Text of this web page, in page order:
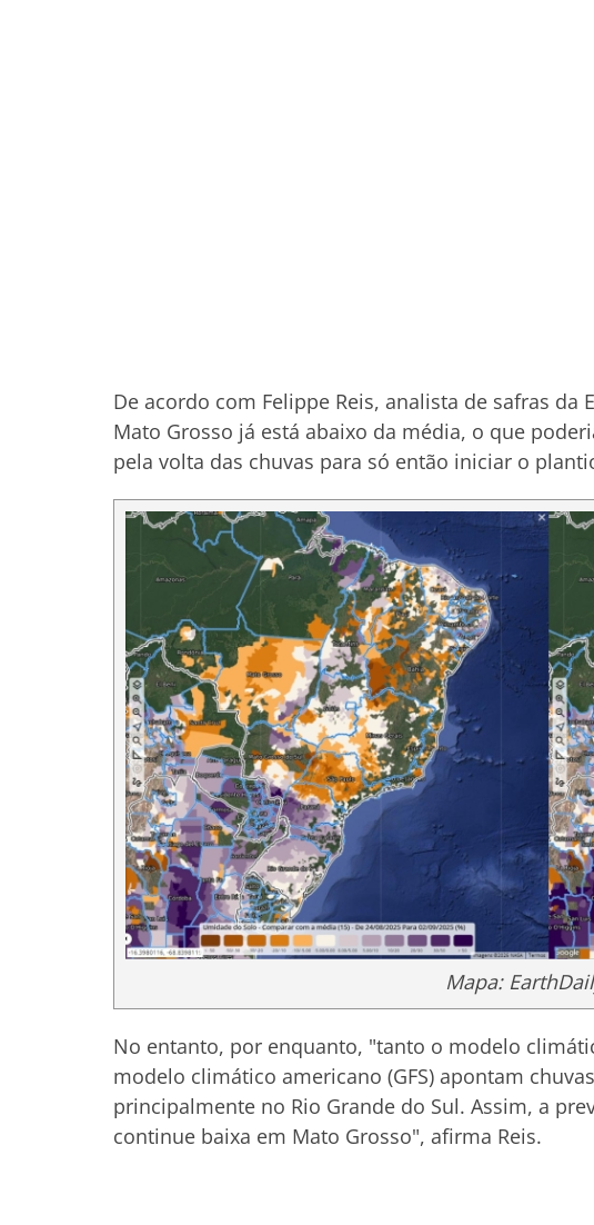
De acordo com Felippe Reis, analista de safras
Mato Grosso já está abaixo da média, o que
pela volta das chuvas para só então iniciar o
Mapa:
No entanto, por enquanto, "tanto o modelo
modelo climático americano (GFS) apontam
principalmente no Rio Grande do Sul. Assim, a
continue baixa em Mato Grosso", afirma Reis.